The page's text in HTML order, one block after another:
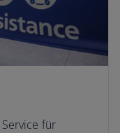
für